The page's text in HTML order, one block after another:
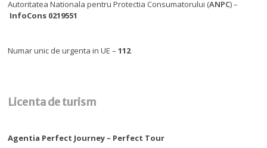
Autoritatea Nationala pentru Protectia Consumatorului (ANPC) –
InfoCons 0219551
Numar unic de urgenta in UE –112
Licenta de turism
Agentia Perfect Journey – Perfect Tour